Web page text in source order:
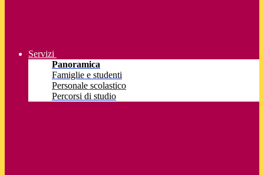
Servizi
Panoramica
Famiglie e studenti
Personale scolastico
Percorsi di studio